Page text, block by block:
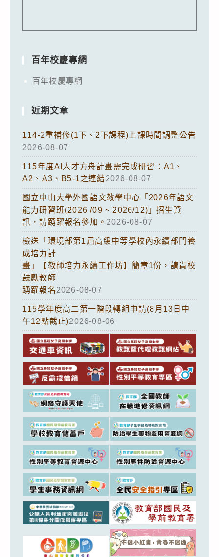
百年校慶專網
百年校慶專網
近期文章
114-2重補修(1下、2下課程)上課時間調整公告
2026-08-07
115年度AI人才方舟計畫需完成研習：A1、
A2、A3、B5-1之連結2026-08-07
國立中山大學外國語文教學中心「2026年語文
能力研習班(2026 /09 ~ 2026/12)」招生資
訊，請踴躍報名參加。 2026-08-07
檢送「環境部第1屆高級中等學校內永續部門養
成培力計
畫」【教師培力永續工作坊】簡章1份，請貴校
鼓勵教師
踴躍報名2026-08-07
115學年度高二第一階段轉組申請(8月13日中
午12點截止)2026-08-06